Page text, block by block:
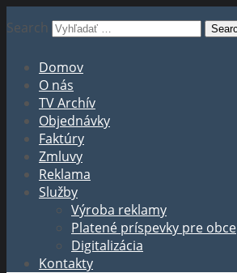
Search
Domov
O nás
TV Archív
Objednávky
Faktúry
Zmluvy
Reklama
Služby
Výroba reklamy
Platené príspevky pre obce
Digitalizácia
Kontakty